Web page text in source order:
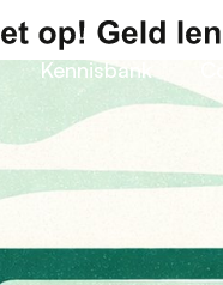
Kennisbank